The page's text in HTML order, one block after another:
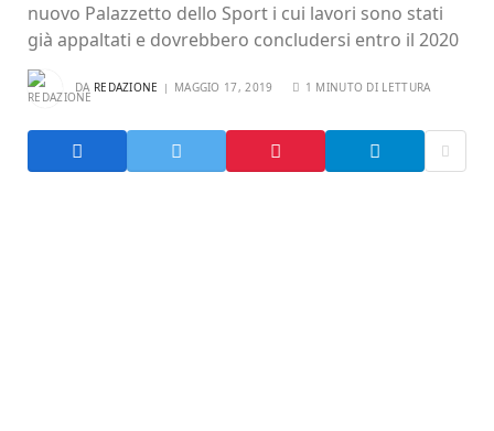
nuovo Palazzetto dello Sport i cui lavori sono stati
già appaltati e dovrebbero concludersi entro il 2020
DA REDAZIONE MAGGIO 17, 2019 1 MINUTO DI LETTURA